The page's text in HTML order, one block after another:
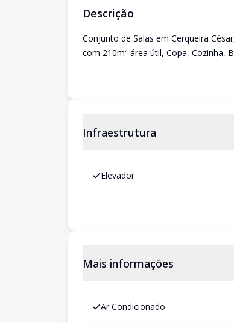
Descrição
Conjunto de Salas em Cerqueira
com 210m² área útil, Copa, Cozinha,
Infraestrutura
Elevador
Mais informações
Ar Condicionado